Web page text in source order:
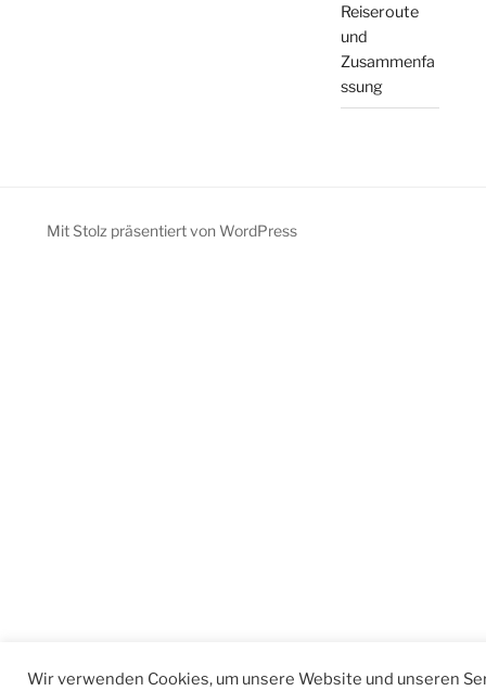
Reiseroute
und
Zusammenfa
ssung
Mit Stolz präsentiert von WordPress
Wir verwenden Cookies, um unsere Website und unseren